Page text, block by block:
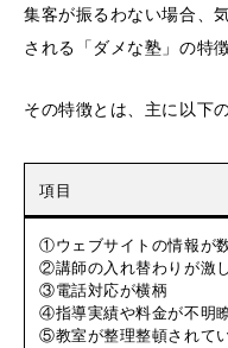
集客が振るわない場合、
される「ダメな塾」の特
その特徴とは、主に以下
項目
①ウェブサイトの情報が
②講師の入れ替わりが激
③電話対応が横柄
④指導実績や料金が不明
⑤教室が整理整頓されて